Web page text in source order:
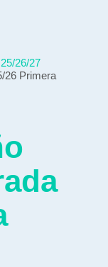
26/27
26 Primera